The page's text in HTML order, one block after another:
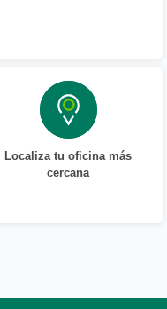
Localiza tu oficina más
cercana